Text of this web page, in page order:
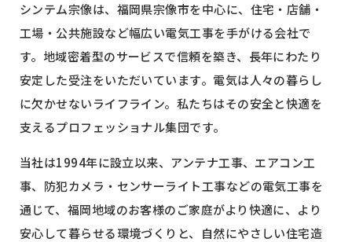
スタッフブログ
シンテム宗像は、福岡県宗像市を中心に、住宅・店舗・
工場・公共施設など幅広い電気工事を手がける会社で
す。地域密着型のサービスで信頼を築き、長年にわたり
安定した受注をいただいています。電気は人々の暮らし
に欠かせないライフライン。私たちはその安全と快適を
支えるプロフェッショナル集団です。
当社は1994年に設立以来、アンテナ工事、エアコン工
事、防犯カメラ・センサーライト工事などの電気工事を
通じて、福岡地域のお客様のご家庭がより快適に、より
安心して暮らせる環境づくりと、自然にやさしい住宅造